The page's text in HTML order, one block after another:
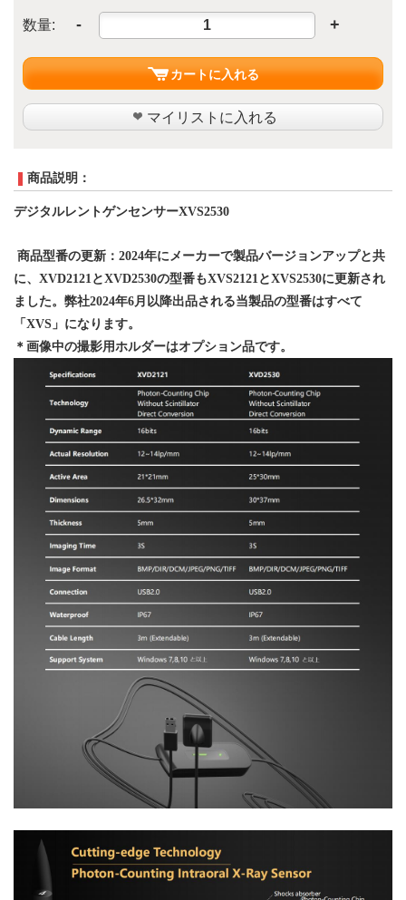
数量: - +
カートに入れる
マイリストに入れる
商品説明：
デジタルレントゲンセンサーXVS2530
商品型番の更新：2024年にメーカーで製品バージョンアップと共
に、XVD2121とXVD2530の型番もXVS2121とXVS2530に更新され
ました。弊社2024年6月以降出品される当製品の型番はすべて
「XVS」になります。
＊画像中の撮影用ホルダーはオプション品です。